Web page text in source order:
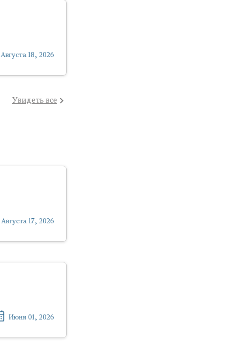
Августа 18, 2026
Увидеть все
Августа 17, 2026
Июня 01, 2026